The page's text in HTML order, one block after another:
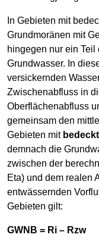
In Gebieten mit
Grundmoränen mit
hingegen nur ein
Grundwasser. In
versickernden
Zwischenabfluss in
Oberflächenabfluss
gemeinsam den
Gebieten mit
demnach die
zwischen der
Eta) und dem realen
entwässernden
Gebieten gilt:
GWNB = Ri – Rzw